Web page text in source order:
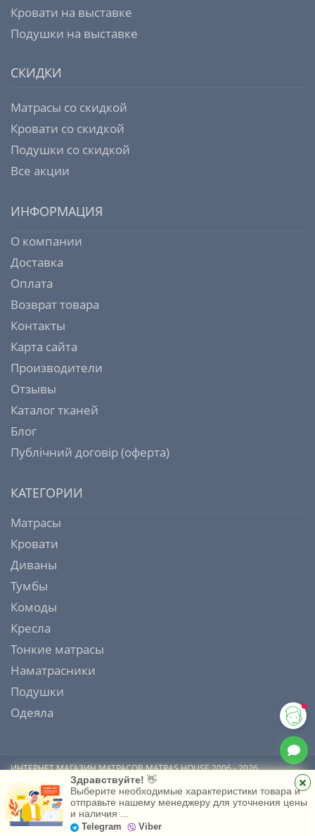
Главная
Здравствуйте! 👋
Выберите необходимые характеристики товара и
отправьте нашему менеджеру для уточнения цены
и наличия ...
Telegram Viber
Кровати на выставке
Подушки на выставке
СКИДКИ
Матрасы со скидкой
Кровати со скидкой
Подушки со скидкой
Все акции
ИНФОРМАЦИЯ
О компании
Доставка
Оплата
Возврат товара
Контакты
Карта сайта
Производители
Отзывы
Каталог тканей
Блог
Публічний договір (оферта)
КАТЕГОРИИ
Матрасы
Кровати
Диваны
Тумбы
Комоды
Кресла
Тонкие матрасы
Наматрасники
Подушки
Одеяла
ИНТЕРНЕТ МАГАЗИН МАТРАСОВ MATRAS HOUSE 2006 - 2026